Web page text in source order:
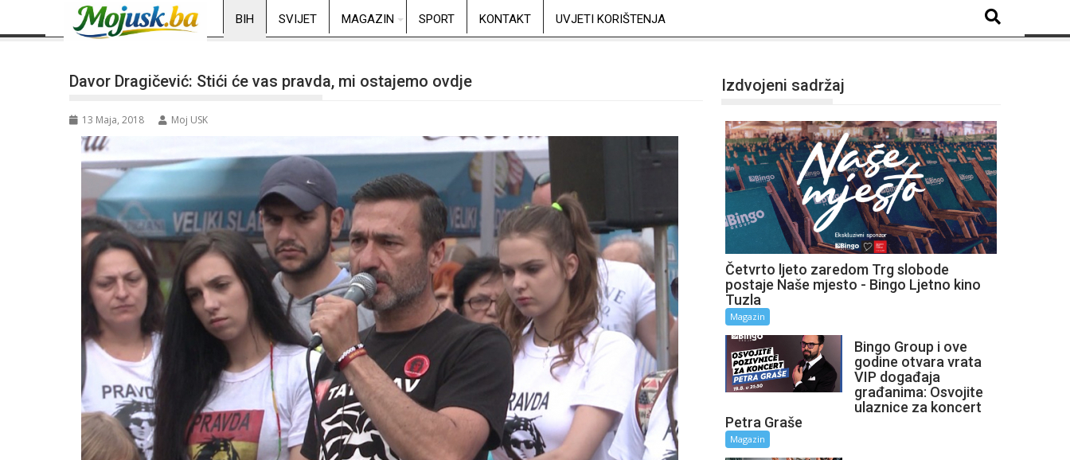
BIH SVIJET MAGAZIN SPORT KONTAKT UVJETI KORIŠTENJA
Davor Dragičević: Stići će vas pravda, mi ostajemo ovdje
13 Maja, 2018 Moj USK
Izdvojeni sadržaj
Četvrto ljeto zaredom Trg slobode
postaje Naše mjesto - Bingo Ljetno kino
Tuzla
Magazin
Bingo Group i ove
godine otvara vrata
VIP događaja
građanima: Osvojite
ulaznice za koncert
Petra Graše
Magazin